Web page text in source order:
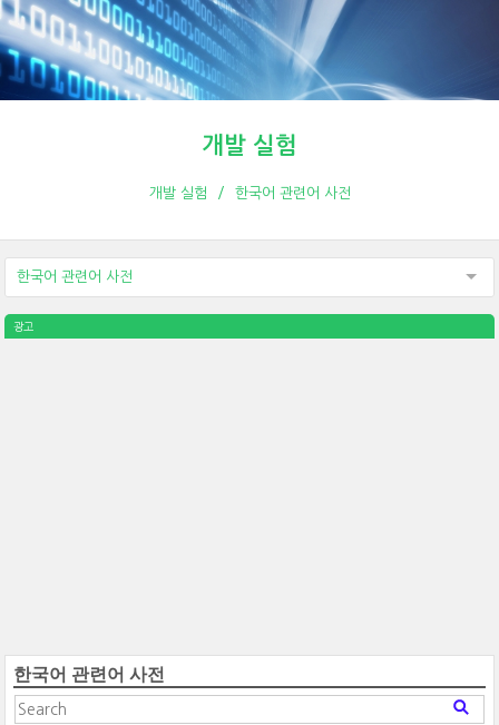
개발 실험
개발 실험 한국어 관련어 사전
한국어 관련어 사전
광고
한국어 관련어 사전